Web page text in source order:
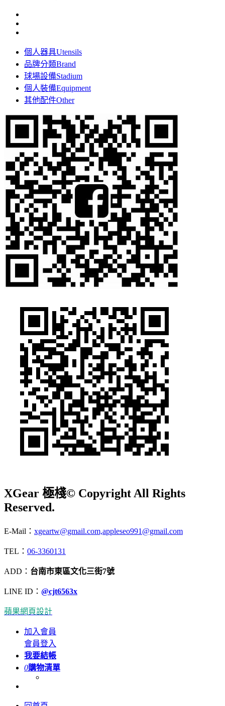
個人器具Utensils
品牌分類Brand
球場設備Stadium
個人裝備Equipment
其他配件Other
XGear 極棧© Copyright All Rights
Reserved.
E-Mail： xgeartw@gmail.com,appleseo991@gmail.com
TEL： 06-3360131
ADD： 台南市東區文化三街7號
LINE ID： @cjt6563x
蘋果網頁設計
加入會員
會員登入
我要結帳
0購物清單